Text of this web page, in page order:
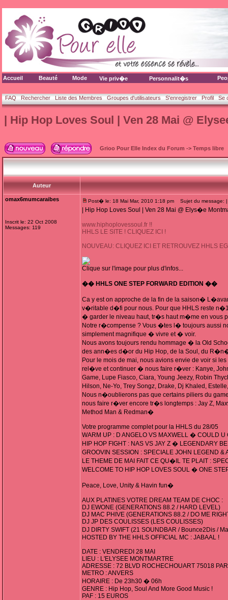
Accueil Beauté Mode Vie priv�e Personnalit�s
FAQ Rechercher Liste des Membres Groupes d'utilisateurs S'enregistrer Profil Se
| Hip Hop Loves Soul | Ven 28 Mai @
Grioo Pour Elle Index du Forum -> Temps libre
Auteur
omax6mumcaraibes
Inscrit le: 22 Oct 2008
Messages: 119
Post� le: 18 Mai Mar, 2010 1:18 pm Sujet du message: |
| Hip Hop Loves Soul | Ven 28 Mai @ Elys�e
www.hiphoplovessoul.fr !!
HHLS LE SITE ! CLIQUEZ ICI !
NOUVEAU: CLIQUEZ ICI ET RETROUVEZ HHLS
Clique sur l'image pour plus d'infos...
�� HHLS ONE STEP FORWARD EDITION ��
Ca y est on approche de la fin de la saison�
v�ritable d�fi pour nous. Pour que HHLS reste
� garder le niveau haut, tr�s haut m�me en vous
Notre r�compense ? Vous �tes l� toujours aussi
simplement magnifique � vivre et � voir.
Nous avons toujours rendu hommage � la Old
des ann�es d�or du Hip Hop, de la Soul, du
Pour le mois de mai, nous avions envie de voir si
rel�ve et continuer � nous faire r�ver : Kanye,
Game, Lupe Fiasco, Ciara, Young Jeezy, Robin
Hilson, Ne-Yo, Trey Songz, Drake, Dj Khaled,
Nous n�oublierons pas que certains piliers du
nous faire r�ver encore tr�s longtemps : Jay Z,
Method Man & Redman�
Votre programme complet pour la HHLS du 28/05
WARM UP : D ANGELO VS MAXWELL � COULD U
HIP HOP FIGHT : NAS VS JAY Z � LEGENDARY
GROOVIN SESSION : SPECIALE JOHN LEGEND
LE THEME DE MAI FAIT CE QU�IL TE PLAIT :
WELCOME TO HIP HOP LOVES SOUL � ONE
Peace, Love, Unity & Havin fun�
AUX PLATINES VOTRE DREAM TEAM DE CHOC :
DJ EWONE (GENERATIONS 88.2 / HARD LEVEL)
DJ MAC PHIVE (GENERATIONS 88.2 / DO ME
DJ JP DES COULISSES (LES COULISSES)
DJ DIRTY SWIFT (21 SOUNDBAR / Bounce2Dis /
HOSTED BY THE HHLS OFFICIAL MC : JABAAL !
DATE : VENDREDI 28 MAI
LIEU : L'ELYSEE MONTMARTRE
ADRESSE : 72 BLVD ROCHECHOUART 75018
METRO : ANVERS
HORAIRE : De 23h30 � 06h
GENRE : Hip Hop, Soul And More Good Music !
PAF : 15 EUROS